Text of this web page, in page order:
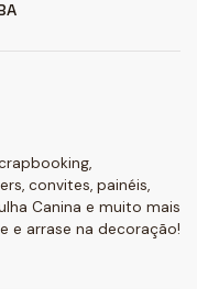
convites, painéis,
Canina e muito mais
e arrase na decoração!